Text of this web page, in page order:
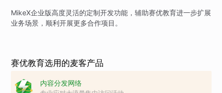
MikeX企业版高度灵活的定制开发功能，辅助赛优教育进一步扩展
业务场景，顺利开展更多合作项目。
赛优教育选用的麦客产品
内容分发网络